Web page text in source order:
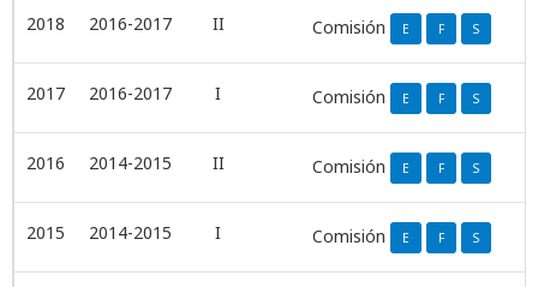
2018 2016-2017 II Comisión E F S
2017 2016-2017 I Comisión E F S
2016 2014-2015 II Comisión E F S
2015 2014-2015 I Comisión E F S